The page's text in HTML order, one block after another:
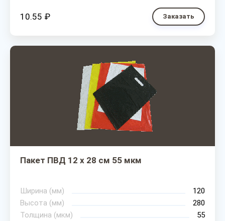
10.55 ₽ Заказать
Пакет ПВД 12 х 28 см 55 мкм
Ширина (мм)
120
Высота (мм)
280
Толщина (мкм)
55